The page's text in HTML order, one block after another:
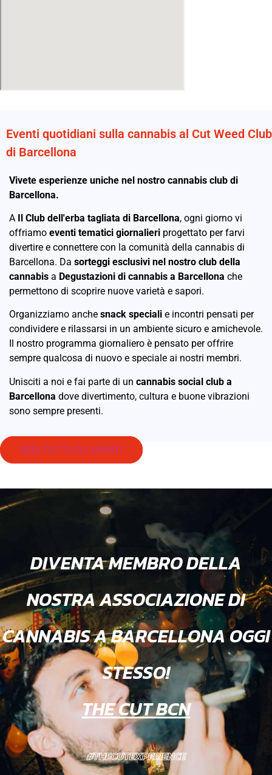
Eventi quotidiani sulla cannabis al Cut Weed Club
di Barcellona
Vivete esperienze uniche nel nostro cannabis club di
Barcellona.
A Il Club dell'erba tagliata di Barcellona, ogni giorno vi
offriamo eventi tematici giornalieri progettato per farvi
divertire e connettere con la comunità della cannabis di
Barcellona. Da sorteggi esclusivi nel nostro club della
cannabis a Degustazioni di cannabis a Barcellona che
permettono di scoprire nuove varietà e sapori.
Organizziamo anche snack speciali e incontri pensati per
condividere e rilassarsi in un ambiente sicuro e amichevole.
Il nostro programma giornaliero è pensato per offrire
sempre qualcosa di nuovo e speciale ai nostri membri.
Unisciti a noi e fai parte di un cannabis social club a
Barcellona dove divertimento, cultura e buone vibrazioni
sono sempre presenti.
VEDI TUTTI GLI EVENTI
DIVENTA MEMBRO DELLA
NOSTRA ASSOCIAZIONE DI
CANNABIS A BARCELLONA OGGI
STESSO!
THE CUT BCN
#THECUTEXPERIENCE